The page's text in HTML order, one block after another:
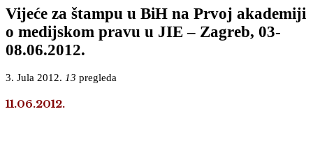
Vijeće za štampu u BiH na Prvoj akademiji
o medijskom pravu u JIE – Zagreb, 03-
08.06.2012.
3. Jula 2012. 13 pregleda
11.06.2012.